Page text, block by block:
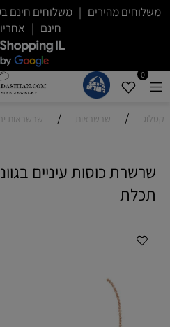
חינם |
0
קטלוג / שרשראות / שרשראות
שרשרת כוסות עיניים
תכלת